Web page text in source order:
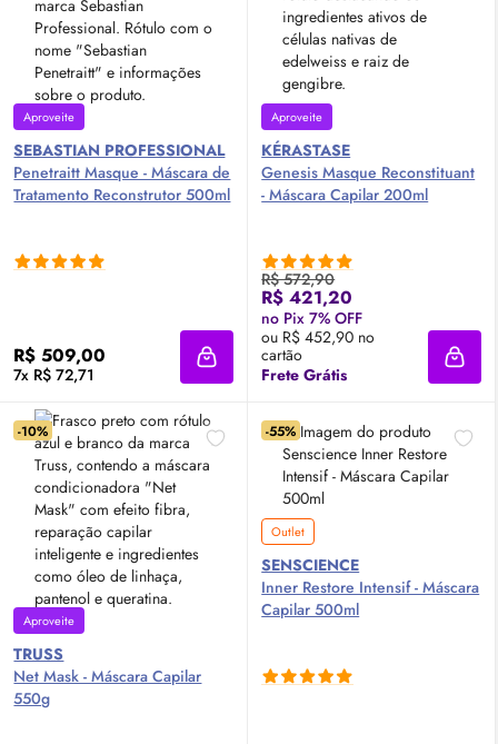
Aproveite
SEBASTIAN PROFESSIONAL
Penetraitt Masque - Máscara de
Tratamento Reconstrutor 500ml
R$ 509,00
7x R$ 72,71 Adicionar à sacola
Aproveite
KÉRASTASE
Genesis Masque Reconstituant
- Máscara Capilar 200ml
R$ 572,90
R$ 421,20
no Pix 7% OFF
ou R$ 452,90 no
cartão
Frete Grátis
-10%
Aproveite
TRUSS
Net Mask - Máscara Capilar
550g
-55%
Outlet
SENSCIENCE
Inner Restore Intensif - Máscara
Capilar 500ml